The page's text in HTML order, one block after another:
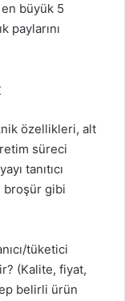
en büyük 5
paylarını
özellikleri, alt
süreci
tanıtıcı
broşür gibi
tüketici
(Kalite, fiyat,
belirli ürün